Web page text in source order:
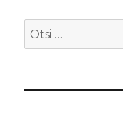
Otsi: